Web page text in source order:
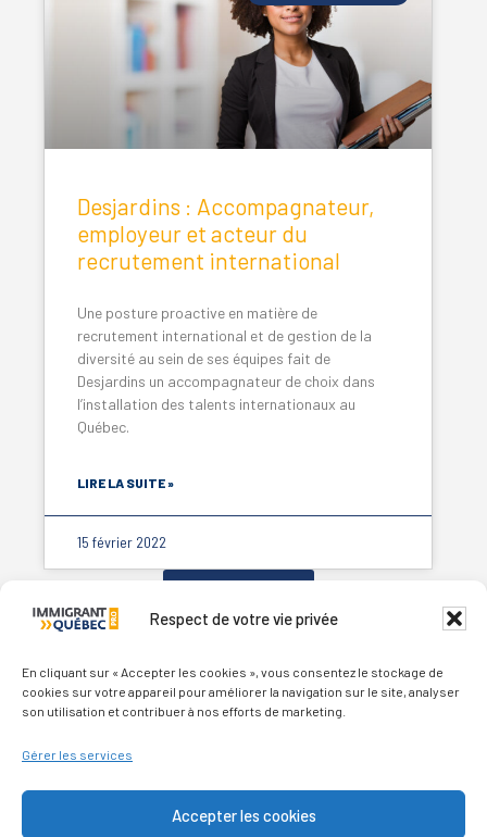
Respect de votre vie privée
En cliquant sur « Accepter les cookies », vous consentez le stockage de
cookies sur votre appareil pour améliorer la navigation sur le site, analyser
son utilisation et contribuer à nos efforts de marketing.
Gérer les services
Accepter les cookies
Desjardins : Accompagnateur,
employeur et acteur du
recrutement international
Une posture proactive en matière de
recrutement international et de gestion de la
diversité au sein de ses équipes fait de
Desjardins un accompagnateur de choix dans
l’installation des talents internationaux au
Québec.
LIRE LA SUITE »
15 février 2022
Qui sommes-nous ?